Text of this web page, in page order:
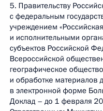
5. Правительству
с федеральным
учреждением
и исполнительными
субъектов Российской
Всероссийской
географическое
и обработке материалов
в электронной форме
Доклад – до 1 февраля